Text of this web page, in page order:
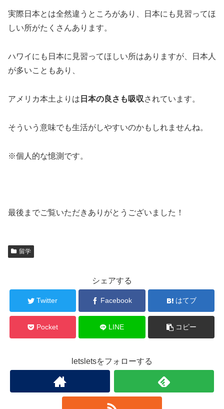
実際日本とは全然違うところがあり、日本にも見習ってほ
しい所がたくさんあります。
ハワイにも日本に見習ってほしい所はありますが、日本人
が多いこともあり、
アメリカ本土よりは 日本の良さも吸収 されています。
そういう意味でも生活がしやすいのかもしれませんね。
※個人的な憶測です。
最後までご覧いただきありがとうございました！
留学
シェアする
Twitter Facebook はてブ
Pocket LINE コピー
letsletsをフォローする